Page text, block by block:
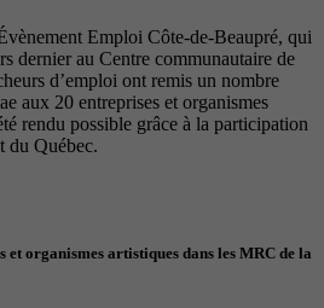
Emploi Côte-de-Beaupré, qui
dernier au Centre communautaire de
d’emploi ont remis un nombre
aux 20 entreprises et organismes
rendu possible grâce à la participation
du Québec.
organismes artistiques dans les MRC de la